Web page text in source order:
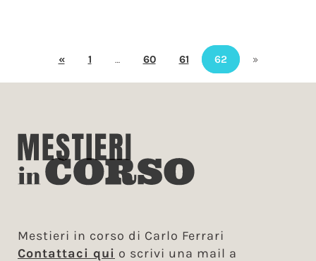
« 1 … 60 61 62 »
Mestieri in corso di Carlo Ferrari
Contattaci qui o scrivi una mail a